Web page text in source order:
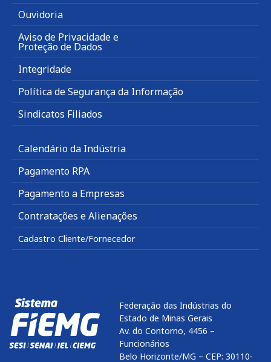
Ouvidoria
Aviso de Privacidade e
Proteção de Dados
Integridade
Política de Segurança da Informação
Sindicatos Filiados
Calendário da Indústria
Pagamento RPA
Pagamento a Empresas
Contratações e Alienações
Cadastro Cliente/Fornecedor
Federação das Indústrias do
Estado de Minas Gerais
Av. do Contorno, 4456 –
Funcionários
Belo Horizonte/MG – CEP: 30110-